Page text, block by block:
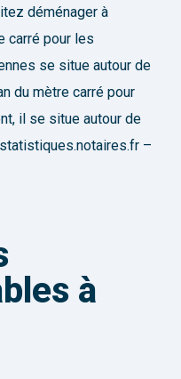
déménager à
carré pour les
se situe autour de
du mètre carré pour
il se situe autour de
–
à